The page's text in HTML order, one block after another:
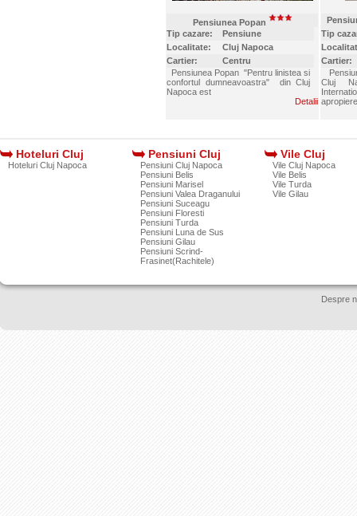
Pensiunea Popan
Tip cazare:
Pensiune
Localitate:
Cluj Napoca
Cartier:
Centru
Pensiunea Popan "Pentru linistea si
confortul dumneavoastra" din Cluj
Napoca est
Detalii
Tip
Cartier:
Cluj
apropiere
Hoteluri Cluj
Hoteluri Cluj Napoca
Pensiuni Cluj
Pensiuni Cluj Napoca
Pensiuni Belis
Pensiuni Marisel
Pensiuni Valea Draganului
Pensiuni Suceagu
Pensiuni Floresti
Pensiuni Turda
Pensiuni Luna de Sus
Pensiuni Gilau
Pensiuni Scrind-
Frasinet(Rachitele)
Vile Cluj
Vile Cluj Napoca
Vile Belis
Vile Turda
Vile Gilau
Despre